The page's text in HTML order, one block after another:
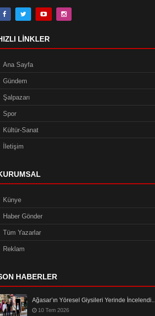
LINKLER
Ana Sayfa
Gündem
Şalpazarı
Spor
Kültür-Sanat
İletişim
Künye
Haber Gönder
Tüm Yazarlar
Reklam
HABERLER
Ağasar’ın Yöresel Giysileri Yerinde İncelendi..
10 Tem 2026